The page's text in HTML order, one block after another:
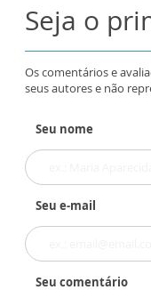
Seja o
Os comentários e
seus autores e não
Seu nome
Seu e-mail
Seu comentário